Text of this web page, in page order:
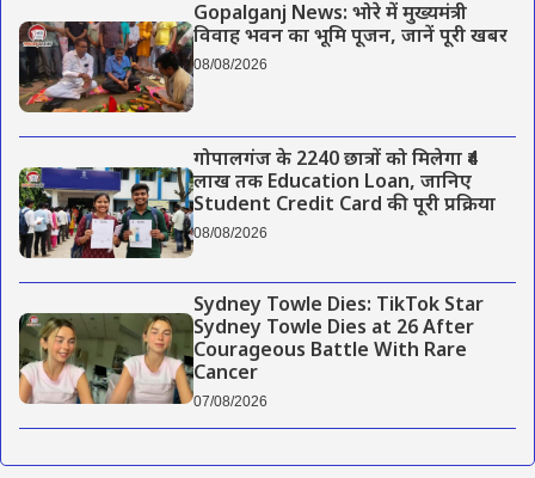
Gopalganj News: भोरे में मुख्यमंत्री
विवाह भवन का भूमि पूजन, जानें पूरी खबर
08/08/2026
गोपालगंज के 2240 छात्रों को मिलेगा ₹4
लाख तक Education Loan, जानिए
Student Credit Card की पूरी प्रक्रिया
08/08/2026
Sydney Towle Dies: TikTok Star
Sydney Towle Dies at 26 After
Courageous Battle With Rare
Cancer
07/08/2026